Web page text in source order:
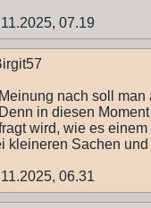
07.19
nach soll
in diesen
wird, wie es
kleineren Sachen
06.31